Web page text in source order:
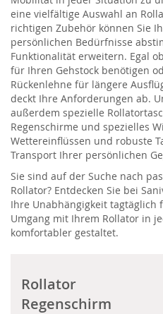
eine vielfältige Auswahl an
richtigen Zubehör können Sie
persönlichen Bedürfnisse
Funktionalität erweitern. Egal
für Ihren Gehstock benötigen
Rückenlehne für längere
deckt Ihre Anforderungen ab.
außerdem spezielle
Regenschirme und spezielles
Wettereinflüssen und robuste
Transport Ihrer persönlichen
Sie sind auf der Suche nach
Rollator? Entdecken Sie bei
Ihre Unabhängigkeit tagtäglich
Umgang mit Ihrem Rollator in
komfortabler gestaltet.
Rollator
Regenschirm